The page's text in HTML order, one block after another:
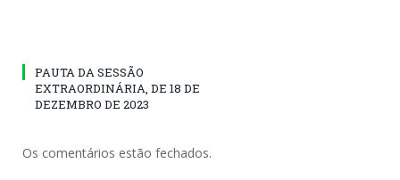
PAUTA DA SESSÃO
EXTRAORDINÁRIA, DE 18 DE
DEZEMBRO DE 2023
Os comentários estão fechados.